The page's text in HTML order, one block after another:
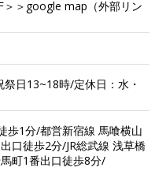
＞ google map （外部リン
日13~18時/定休日：水・
歩1分/都営新宿線 馬喰横山
口徒歩2分/JR総武線 浅草橋
町1番出口徒歩8分/